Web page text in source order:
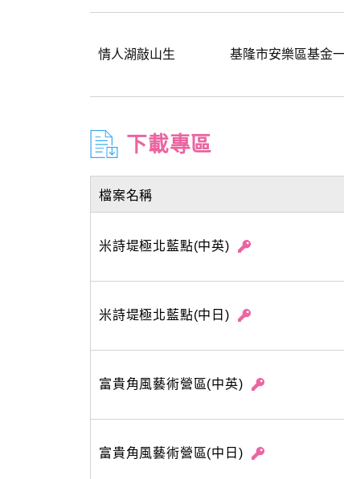
情人湖敲山生 基隆市安樂區基金
下載專區
檔案名稱
米詩堤極北藍點(中英)
米詩堤極北藍點(中日)
富貴角風藝術營區(中英)
富貴角風藝術營區(中日)